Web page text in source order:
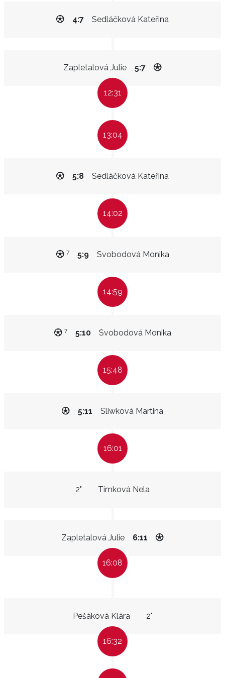
Sedláčková Kateřina
4:7
Zapletalová Julie 5:7
12:31
13:04
Sedláčková Kateřina
5:8
14:02
Svobodová Monika
5:9
7
14:59
Svobodová Monika
5:10
7
15:48
Sliwková Martina
5:11
16:01
Timková Nela
2"
Zapletalová Julie 6:11
16:08
Pešáková Klára 2"
16:32